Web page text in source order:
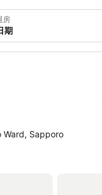
房
期
Ward, Sapporo